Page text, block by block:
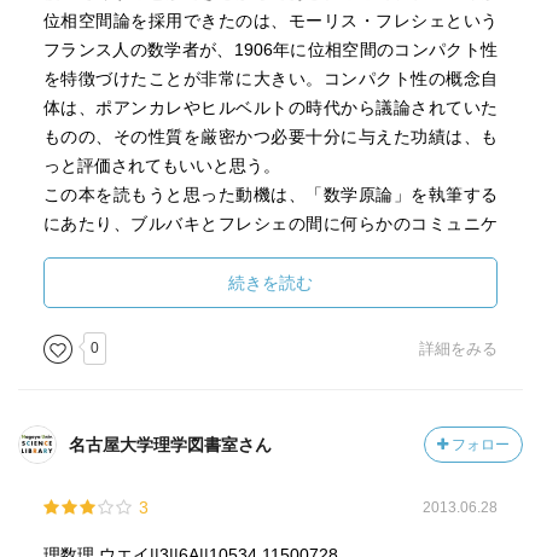
位相空間論を採用できたのは、モーリス・フレシェという
フランス人の数学者が、1906年に位相空間のコンパクト性
を特徴づけたことが非常に大きい。コンパクト性の概念自
体は、ポアンカレやヒルベルトの時代から議論されていた
ものの、その性質を厳密かつ必要十分に与えた功績は、も
っと評価されてもいいと思う。
この本を読もうと思った動機は、「数学原論」を執筆する
にあたり、ブルバキとフレシェの間に何らかのコミュニケ
結論から言うと、少なくとも本書の中でフレシェについて
触れられているのは、上下巻を通じてたった２ページのみ
であった。ブルバキの時代には、フレシェはもはや過去の
人になっていたのかもしれないが…。
続きを読む
0 詳細をみる
名古屋大学理学図書室さん フォロー
3 2013.06.28